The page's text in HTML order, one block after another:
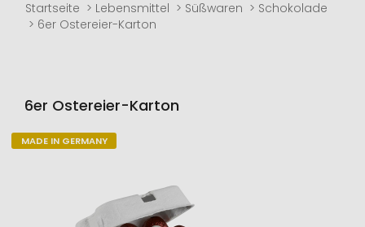
Startseite Lebensmittel Süßwaren
Schokolade
6er Ostereier-Karton
6er Ostereier-Karton
Zum
MADE IN GERMANY